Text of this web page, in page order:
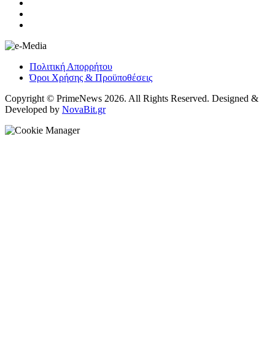
Πολιτική Απορρήτου
Όροι Χρήσης & Προϋποθέσεις
Copyright © PrimeNews 2026. All Rights Reserved. Designed &
Developed by NovaBit.gr